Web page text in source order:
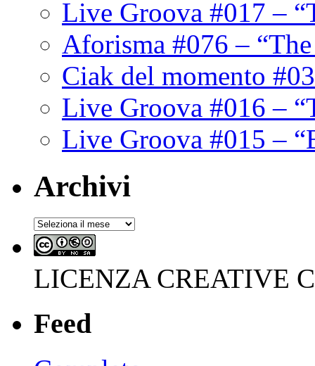
Live Groova #017 –
Aforisma #076 –
Ciak del momento
Live Groova #016 –
Live Groova #015 –
Archivi
Archivi
LICENZA CREATIVE
Feed